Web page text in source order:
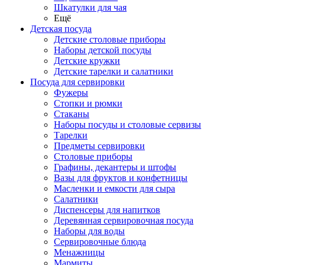
Шкатулки для чая
Ещё
Детская посуда
Детские столовые приборы
Наборы детской посуды
Детские кружки
Детские тарелки и салатники
Посуда для сервировки
Фужеры
Стопки и рюмки
Стаканы
Наборы посуды и столовые сервизы
Тарелки
Предметы сервировки
Столовые приборы
Графины, декантеры и штофы
Вазы для фруктов и конфетницы
Масленки и емкости для сыра
Салатники
Диспенсеры для напитков
Деревянная сервировочная посуда
Наборы для воды
Сервировочные блюда
Менажницы
Мармиты